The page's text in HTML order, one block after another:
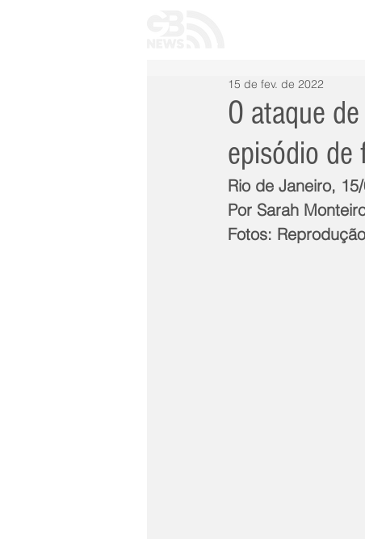
O ataque
episódio de
15 de fev. de 2022
Rio de Janeiro,
Por Sarah
Fotos: